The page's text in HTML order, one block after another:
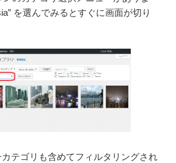
を選んでみるとすぐに画面が切り
カテゴリも含めてフィルタリングされ